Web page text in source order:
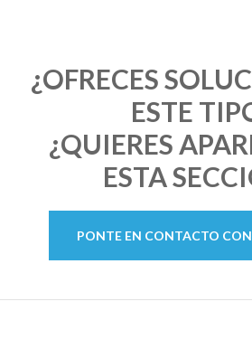
¿OFRECES
ESTE
¿QUIERES
ESTA
PONTE EN CONTACTO